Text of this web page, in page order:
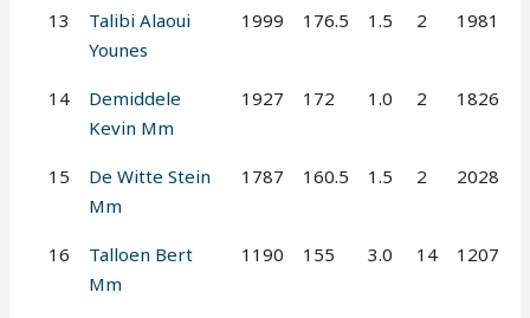
13
Talibi Alaoui
Younes
1999 176.5 1.5 2 1981
14
Demiddele
Kevin Mm
1927 172 1.0 2 1826
15
De Witte Stein
Mm
1787 160.5 1.5 2 2028
16
Talloen Bert
Mm
1190 155 3.0 14 1207